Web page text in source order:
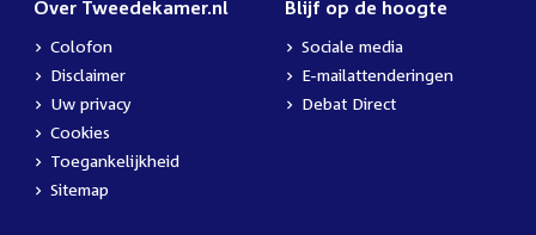
Over Tweedekamer.nl
Colofon
Disclaimer
Uw privacy
Cookies
Toegankelijkheid
Sitemap
Blijf op de hoogte
Sociale media
E-mailattenderingen
Debat Direct